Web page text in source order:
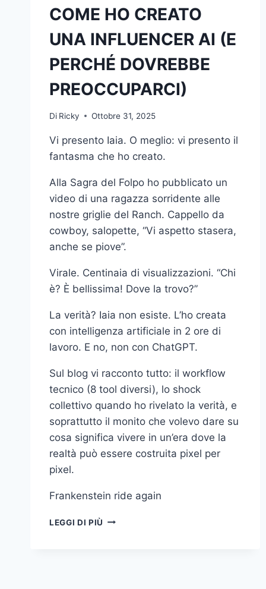
COME HO CREATO
UNA INFLUENCER AI (E
PERCHÉ DOVREBBE
PREOCCUPARCI)
Di Ricky Ottobre 31, 2025
Vi presento Iaia. O meglio: vi presento il
fantasma che ho creato.
Alla Sagra del Folpo ho pubblicato un
video di una ragazza sorridente alle
nostre griglie del Ranch. Cappello da
cowboy, salopette, “Vi aspetto stasera,
anche se piove”.
Virale. Centinaia di visualizzazioni. “Chi
è? È bellissima! Dove la trovo?”
La verità? Iaia non esiste. L’ho creata
con intelligenza artificiale in 2 ore di
lavoro. E no, non con ChatGPT.
Sul blog vi racconto tutto: il workflow
tecnico (8 tool diversi), lo shock
collettivo quando ho rivelato la verità, e
soprattutto il monito che volevo dare su
cosa significa vivere in un’era dove la
realtà può essere costruita pixel per
pixel.
Frankenstein ride again
LEGGI DI PIÙ IAIA